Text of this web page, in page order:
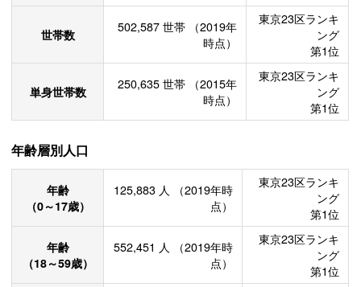
世帯数 502,587 世帯
（2019年
時点）
東京23区ランキ
ング
第1位
単身世帯数 250,635 世帯
（2015年
時点）
東京23区ランキ
ング
第1位
年齢層別人口
年齢
（0～17歳）
125,883 人
（2019年時
点）
東京23区ランキ
ング
第1位
年齢
（18～59歳）
552,451 人
（2019年時
点）
東京23区ランキ
ング
第1位